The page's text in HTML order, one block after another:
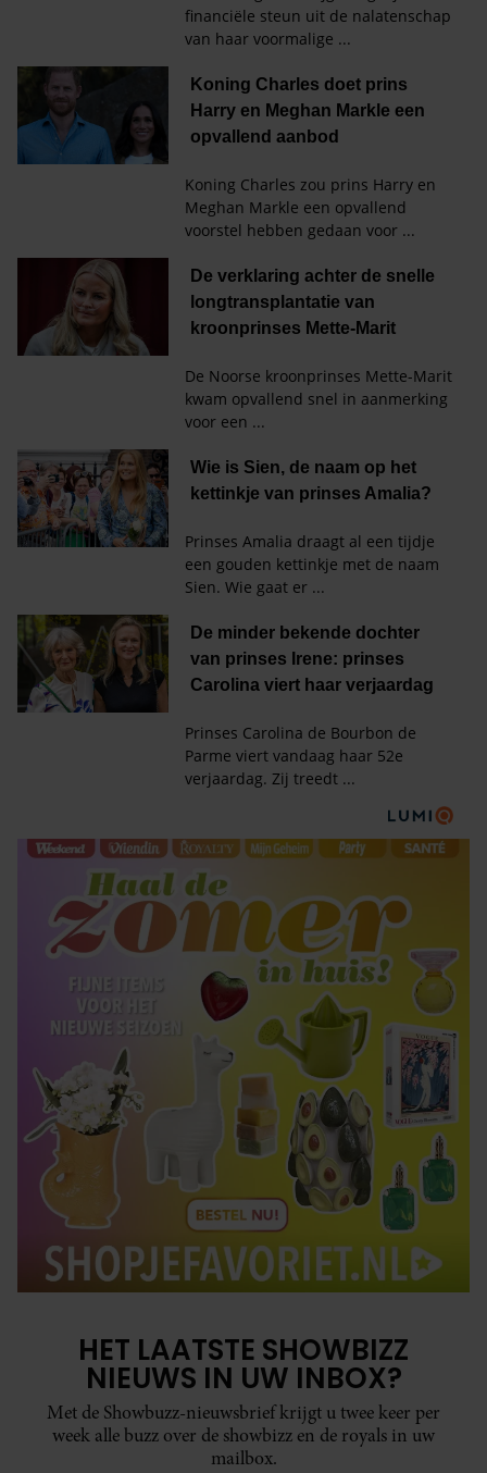
HET LAATSTE SHOWBIZZ
NIEUWS IN UW INBOX?
Met de Showbuzz-nieuwsbrief krijgt u twee keer per
week alle buzz over de showbizz en de royals in uw
mailbox.